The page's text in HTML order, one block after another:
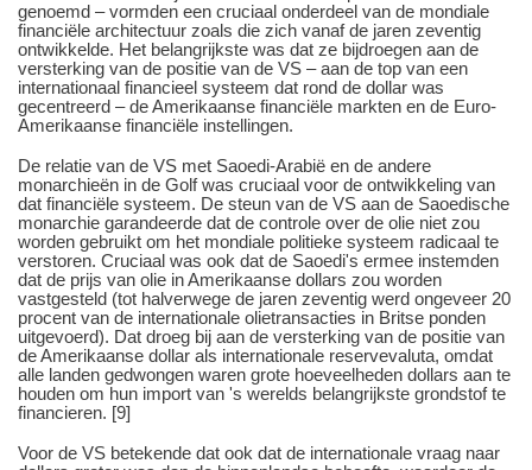
genoemd – vormden een cruciaal onderdeel van de mondiale
financiële architectuur zoals die zich vanaf de jaren zeventig
ontwikkelde. Het belangrijkste was dat ze bijdroegen aan de
versterking van de positie van de VS – aan de top van een
internationaal financieel systeem dat rond de dollar was
gecentreerd – de Amerikaanse financiële markten en de Euro-
Amerikaanse financiële instellingen.
De relatie van de VS met Saoedi-Arabië en de andere
monarchieën in de Golf was cruciaal voor de ontwikkeling van
dat financiële systeem. De steun van de VS aan de Saoedische
monarchie garandeerde dat de controle over de olie niet zou
worden gebruikt om het mondiale politieke systeem radicaal te
verstoren. Cruciaal was ook dat de Saoedi's ermee instemden
dat de prijs van olie in Amerikaanse dollars zou worden
vastgesteld (tot halverwege de jaren zeventig werd ongeveer 20
procent van de internationale olietransacties in Britse ponden
uitgevoerd). Dat droeg bij aan de versterking van de positie van
de Amerikaanse dollar als internationale reservevaluta, omdat
alle landen gedwongen waren grote hoeveelheden dollars aan te
houden om hun import van 's werelds belangrijkste grondstof te
financieren. [9]
Voor de VS betekende dat ook dat de internationale vraag naar